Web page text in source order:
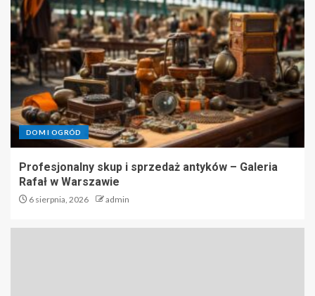
DOM I OGRÓD
Profesjonalny skup i sprzedaż antyków – Galeria
Rafał w Warszawie
6 sierpnia, 2026 admin